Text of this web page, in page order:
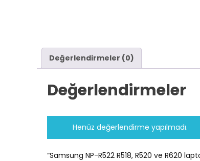
Değerlendirmeler (0)
Değerlendirmeler
Henüz değerlendirme yapılmadı.
“Samsung NP-R522 R518, R520 ve R620